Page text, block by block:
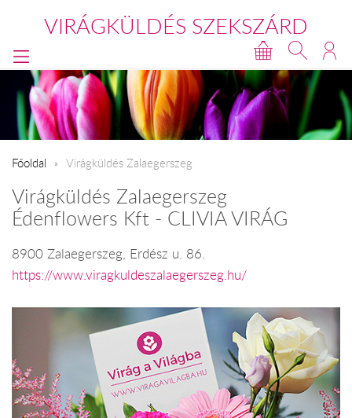
VIRÁGKÜLDÉS SZEKSZÁRD
Főoldal Virágküldés Zalaegerszeg
Virágküldés Zalaegerszeg
Édenflowers Kft - CLIVIA VIRÁG
8900 Zalaegerszeg, Erdész u. 86.
https://www.viragkuldeszalaegerszeg.hu/